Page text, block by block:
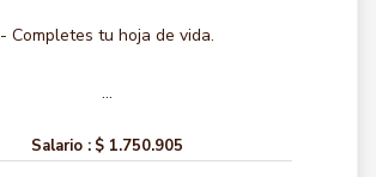
- Completes tu hoja de vida.
...
Salario : $ 1.750.905